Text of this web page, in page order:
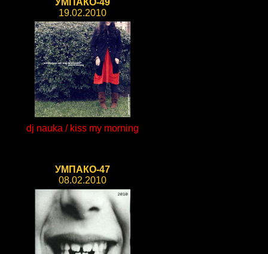
УМПАКО-49
19.02.2010
dj nauka / kiss my morning
УМПАКО-47
08.02.2010